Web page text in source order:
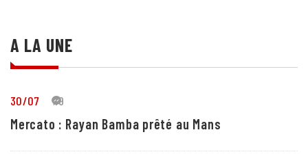
A LA UNE
30/07 19
Mercato : Rayan Bamba prêté au Mans